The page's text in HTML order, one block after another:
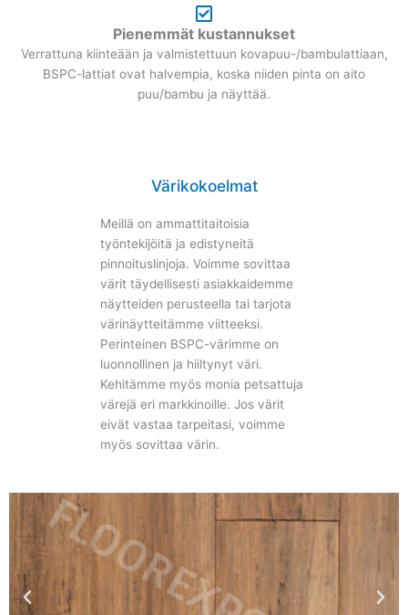
Pienemmät kustannukset
Verrattuna kiinteään ja valmistettuun kovapuu-/bambulattiaan,
BSPC-lattiat ovat halvempia, koska niiden pinta on aito
puu/bambu ja näyttää.
Värikokoelmat
Meillä on ammattitaitoisia
työntekijöitä ja edistyneitä
pinnoituslinjoja. Voimme sovittaa
värit täydellisesti asiakkaidemme
näytteiden perusteella tai tarjota
värinäytteitämme viitteeksi.
Perinteinen BSPC-värimme on
luonnollinen ja hiiltynyt väri.
Kehitämme myös monia petsattuja
värejä eri markkinoille. Jos värit
eivät vastaa tarpeitasi, voimme
myös sovittaa värin.